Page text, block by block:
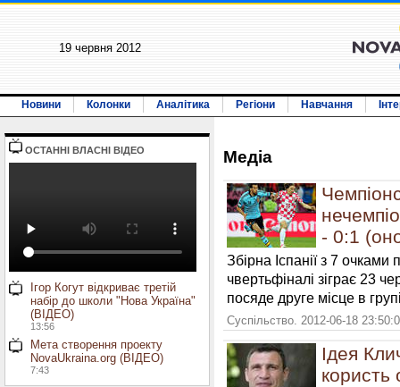
19 червня 2012
Новини Колонки Аналітика Регіони Навчання
ОСТАННI ВЛАСНI ВIДЕО
Ігор Когут відкриває третій
набір до школи "Нова Україна"
(ВІДЕО)
13:56
Мета створення проекту
NovaUkraina.org (ВІДЕО)
7:43
Медiа
- 0:1
Збірна Іспанії з 7 очками
чвертьфіналі зіграє 23
посяде друге місце в
Суспільство. 2012-06-18
Ідея
користь